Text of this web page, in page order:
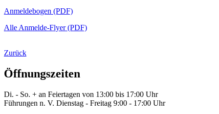
Anmeldebogen (PDF)
Alle Anmelde-Flyer (PDF)
Zurück
Öffnungszeiten
Di. - So. + an Feiertagen von 13:00 bis 17:00 Uhr
Führungen n. V. Dienstag - Freitag 9:00 - 17:00 Uhr